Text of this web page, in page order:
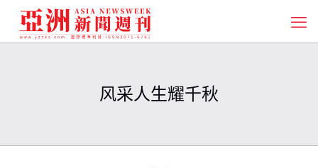
风采人生耀千秋